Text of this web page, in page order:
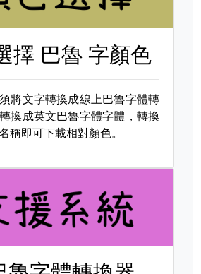
擇 巴魯 字顏色
將文字轉換成線上巴魯字體轉
換成英文巴魯字體字體，轉換
稱即可下載相對顏色。